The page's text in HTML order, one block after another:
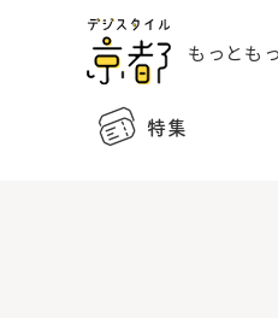
もっとも
特集